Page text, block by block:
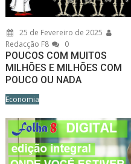
25 de Fevereiro de 2025
Redacção F8
0
POUCOS COM MUITOS
MILHÕES E MILHÕES COM
POUCO OU NADA
Economia